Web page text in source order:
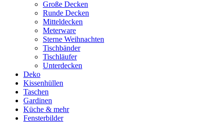
Große Decken
Runde Decken
Mitteldecken
Meterware
Sterne Weihnachten
Tischbänder
Tischläufer
Unterdecken
Deko
Kissenhüllen
Taschen
Gardinen
Küche & mehr
Fensterbilder